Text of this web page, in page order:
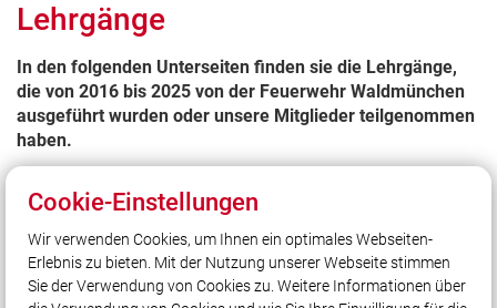
Lehrgänge
In den folgenden Unterseiten finden sie die Lehrgänge,
die von 2016 bis 2025 von der Feuerwehr Waldmünchen
ausgeführt wurden oder unsere Mitglieder teilgenommen
haben.
Unser Leitsatz
... im Dienst am Nächsten!
Cookie-Einstellungen
Wir verwenden Cookies, um Ihnen ein optimales Webseiten-
Erlebnis zu bieten. Mit der Nutzung unserer Webseite stimmen
Sie der Verwendung von Cookies zu. Weitere Informationen über